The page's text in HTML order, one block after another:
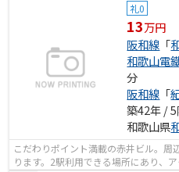
礼0
13万円
阪和線 「
和歌山電
分
阪和線 「
築42年 /
和歌山県
こだわりポイント満載の赤井ビル。周
ります。2駅利用できる場所にあり、ア